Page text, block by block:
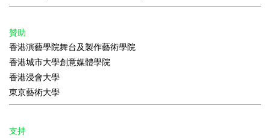
贊助
香港演藝學院舞台及製作藝術學院
香港城市大學創意媒體學院
香港浸會大學
東京藝術大學
支持